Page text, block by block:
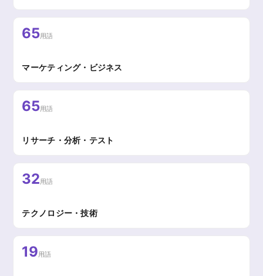
65用語
マーケティング・ビジネス
65用語
リサーチ・分析・テスト
32用語
テクノロジー・技術
19用語